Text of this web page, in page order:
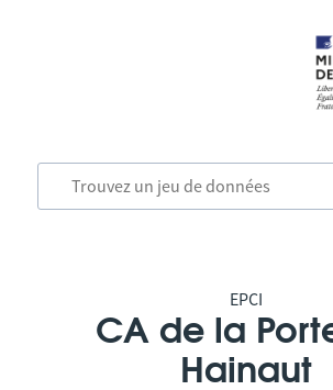
EPCI
CA de la
Hainaut